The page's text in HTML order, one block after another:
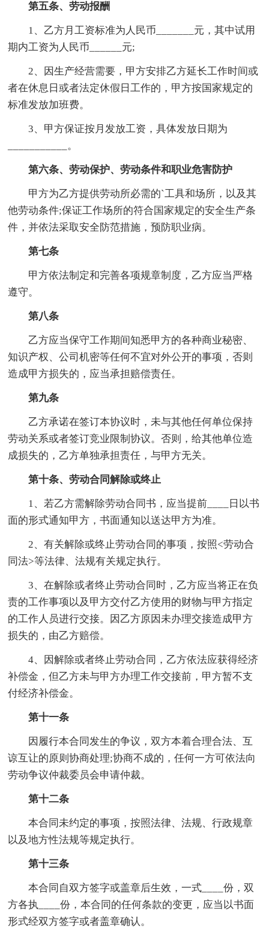
第五条、劳动报酬
1、乙方月工资标准为人民币_______元，其中试用
期内工资为人民币______元;
2、因生产经营需要，甲方安排乙方延长工作时间或
者在休息日或者法定休假日工作的，甲方按国家规定的
标准发放加班费。
3、甲方保证按月发放工资，具体发放日期为
___________。
第六条、劳动保护、劳动条件和职业危害防护
甲方为乙方提供劳动所必需的`工具和场所，以及其
他劳动条件;保证工作场所的符合国家规定的安全生产条
件，并依法采取安全防范措施，预防职业病。
第七条
甲方依法制定和完善各项规章制度，乙方应当严格
遵守。
第八条
乙方应当保守工作期间知悉甲方的各种商业秘密、
知识产权、公司机密等任何不宜对外公开的事项，否则
造成甲方损失的，应当承担赔偿责任。
第九条
乙方承诺在签订本协议时，未与其他任何单位保持
劳动关系或者签订竞业限制协议。否则，给其他单位造
成损失的，乙方单独承担责任，与甲方无关。
第十条、劳动合同解除或终止
1、若乙方需解除劳动合同书，应当提前____日以书
面的形式通知甲方，书面通知以送达甲方为准。
2、有关解除或终止劳动合同的事项，按照<劳动合
同法>等法律、法规有关规定执行。
3、在解除或者终止劳动合同时，乙方应当将正在负
责的工作事项以及甲方交付乙方使用的财物与甲方指定
的工作人员进行交接。因乙方原因未办理交接造成甲方
损失的，由乙方赔偿。
4、因解除或者终止劳动合同，乙方依法应获得经济
补偿金，但乙方未与甲方办理工作交接前，甲方暂不支
付经济补偿金。
第十一条
因履行本合同发生的争议，双方本着合理合法、互
谅互让的原则协商处理;协商不成的，任何一方可依法向
劳动争议仲裁委员会申请仲裁。
第十二条
本合同未约定的事项，按照法律、法规、行政规章
以及地方性法规等规定执行。
第十三条
本合同自双方签字或盖章后生效，一式____份，双
方各执____份，本合同的任何条款的变更，应当以书面
形式经双方签字或者盖章确认。